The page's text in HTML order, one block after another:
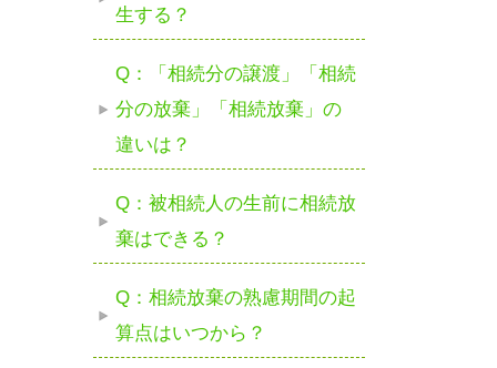
生する？
Q：「相続分の譲渡」「相続
分の放棄」「相続放棄」の
違いは？
Q：被相続人の生前に相続放
棄はできる？
Q：相続放棄の熟慮期間の起
算点はいつから？